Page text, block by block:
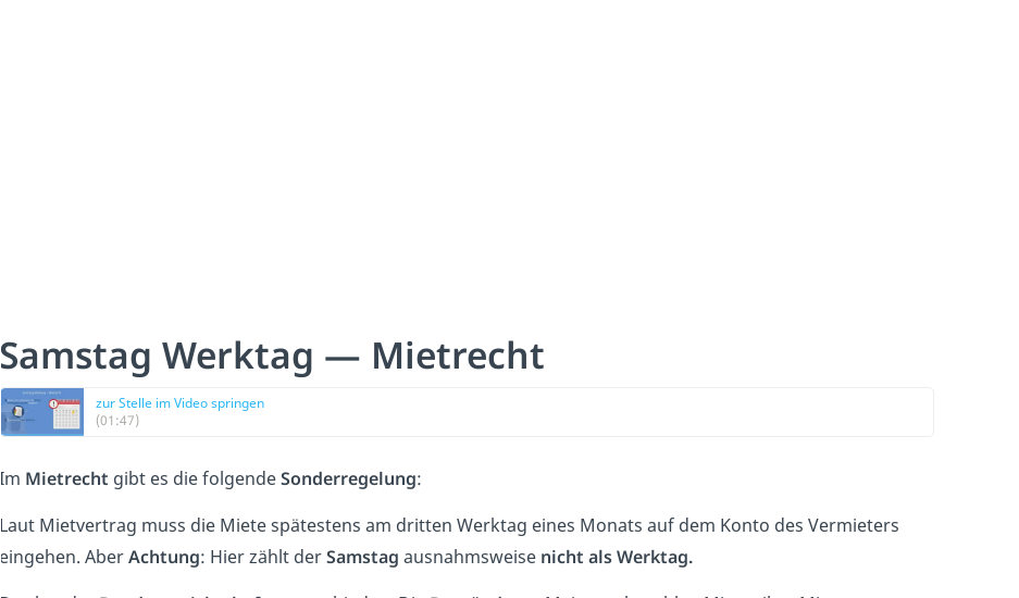
Samstag Werktag — Mietrecht
zur Stelle im Video springen
(01:47)
Im Mietrecht gibt es die folgendeSonderregelung:
Laut Mietvertrag muss die Miete spätestens am dritten Werktag eines Monats auf dem Konto des Vermieters
eingehen. AberAchtung: Hier zählt derSamstag ausnahmsweise nicht als Werktag.